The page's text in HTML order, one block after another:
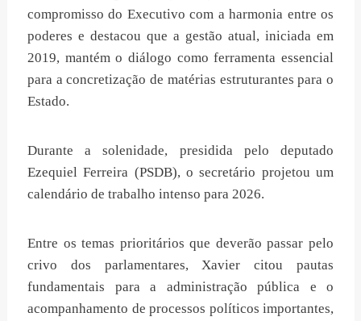
compromisso do Executivo com a harmonia entre os
poderes e destacou que a gestão atual, iniciada em
2019, mantém o diálogo como ferramenta essencial
para a concretização de matérias estruturantes para o
Estado.
​Durante a solenidade, presidida pelo deputado
Ezequiel Ferreira (PSDB), o secretário projetou um
calendário de trabalho intenso para 2026.
Entre os temas prioritários que deverão passar pelo
crivo dos parlamentares, Xavier citou pautas
fundamentais para a administração pública e o
acompanhamento de processos políticos importantes,